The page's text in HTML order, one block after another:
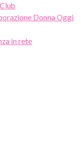
Donna Oggi
in rete